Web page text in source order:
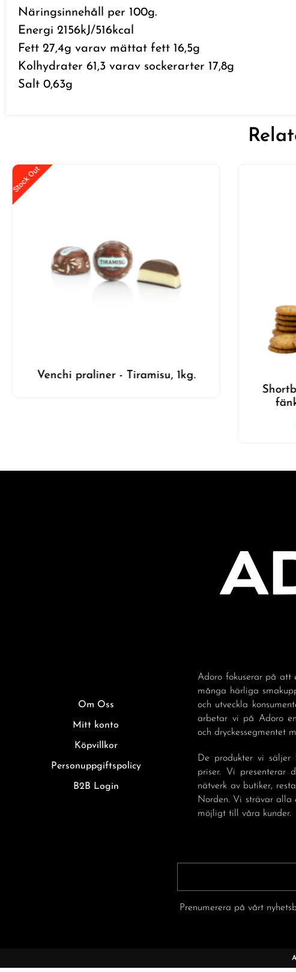
Näringsinnehåll per 100g.
Energi 2156kJ/516kcal
Fett 27,4g varav mättat fett 16,5g
Kolhydrater 61,3 varav sockerarter 17,8g
Salt 0,63g
Stock Out
Venchi praliner - Tiramisu, 1kg.
Om Oss
Mitt konto
Köpvillkor
Personuppgiftspolicy
B2B Login
Adoro fokuserar på att
många härliga
och utveckla
arbetar vi på Adoro
och dryckessegmentet
De produkter vi säljer
priser. Vi presenterar
nätverk av butiker,
Norden. Vi strävar alla
möjligt till våra kunder.
Prenumerera på vårt